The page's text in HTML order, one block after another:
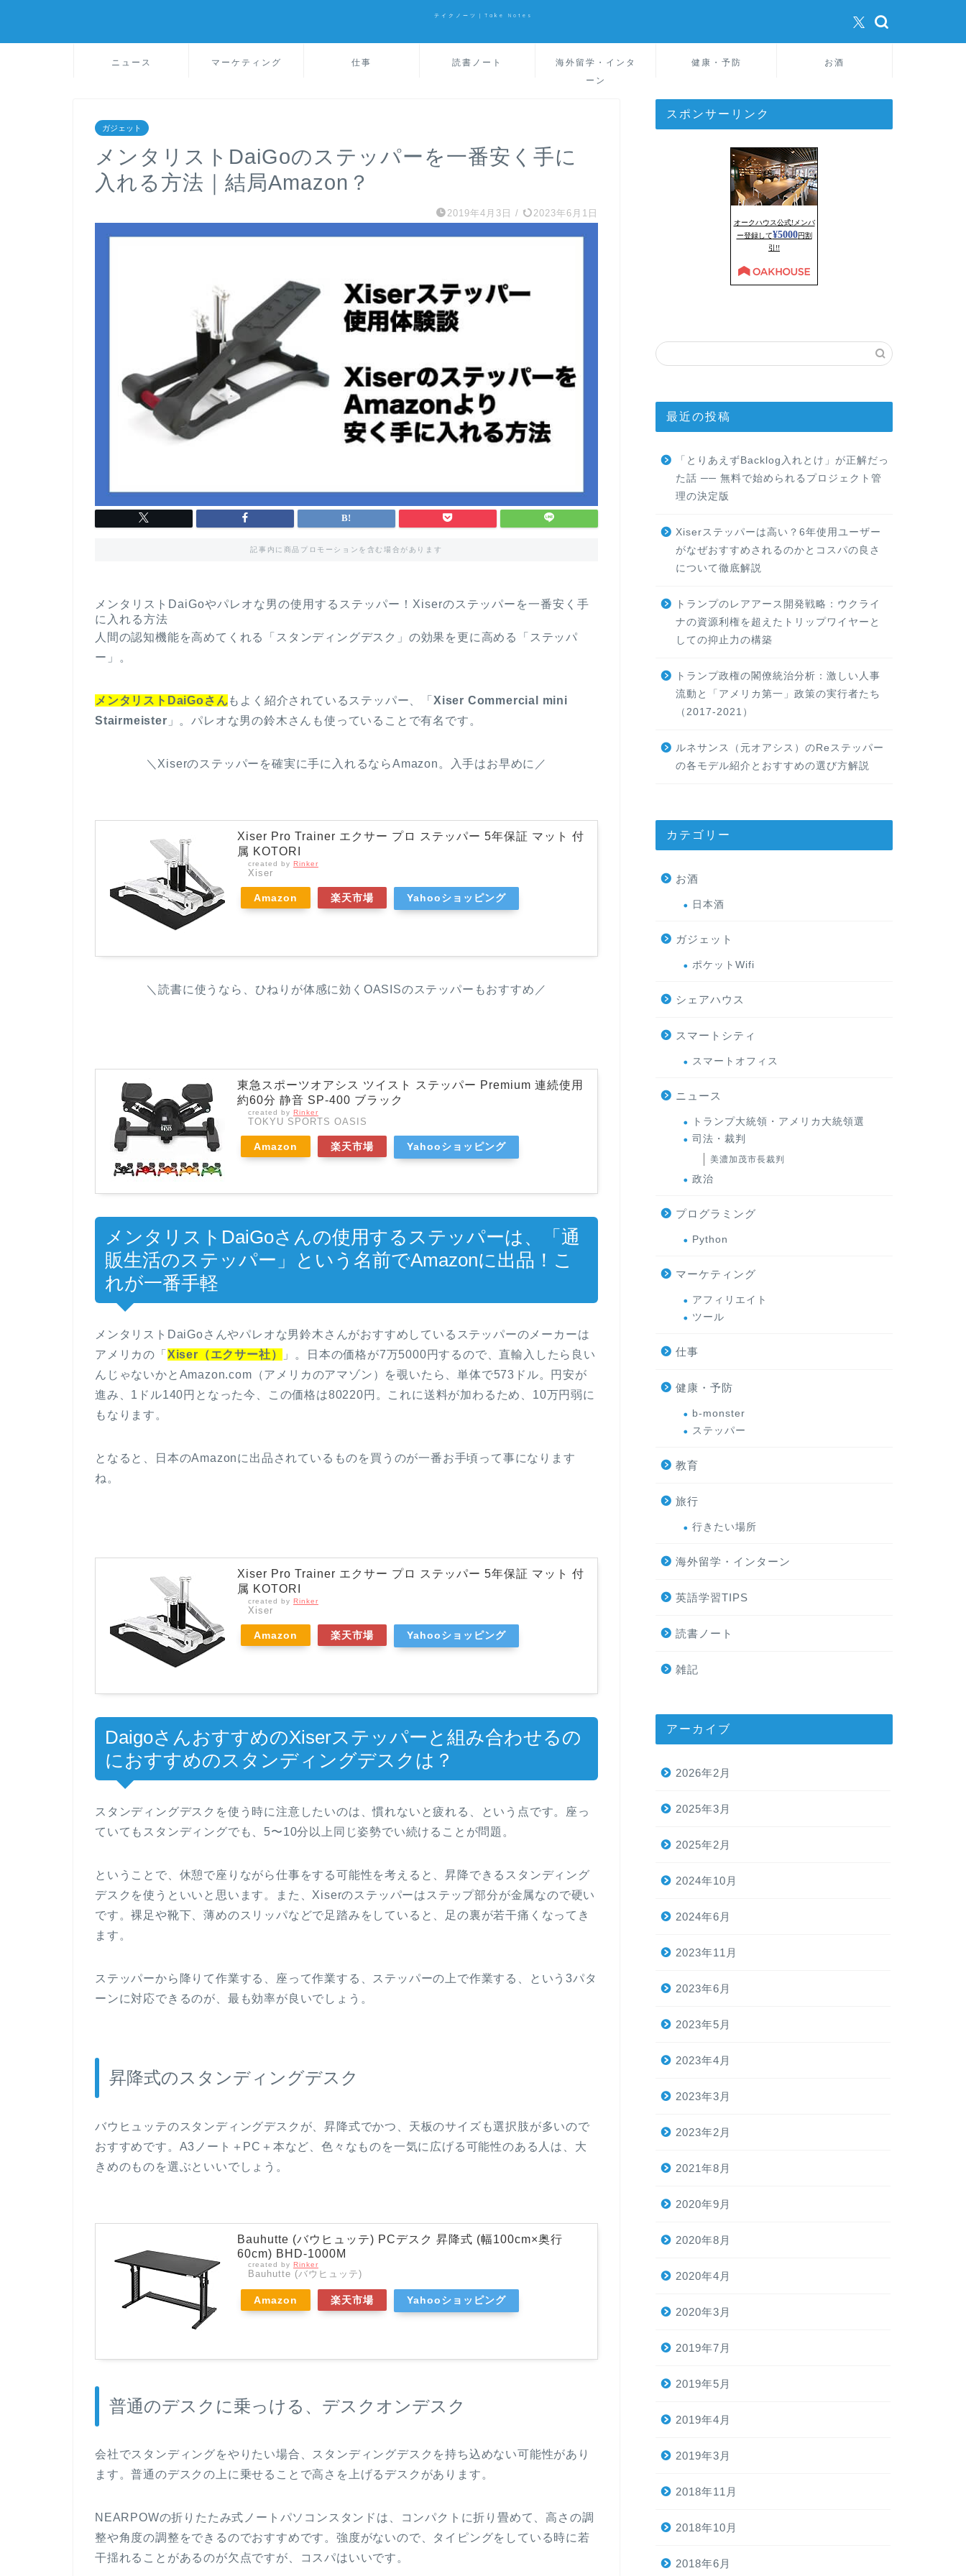
テイクノーツ｜Take Notes
ニュース マーケティング 仕事 読書ノート
海外留学・インタ
ーン
健康・予防 お酒
ガジェット
メンタリストDaiGoのステッパーを一番安く手に
入れる方法｜結局Amazon？
2019年4月3日 / 2023年6月1日
記事内に商品プロモーションを含む場合があります
メンタリストDaiGoやパレオな男の使用するステッパー！Xiserのステッパーを一番安く手
に入れる方法
人間の認知機能を高めてくれる「スタンディングデスク」の効果を更に高める「ステッパ
ー」。
メンタリストDaiGoさんもよく紹介されているステッパー、「Xiser Commercial mini
Stairmeister 」。パレオな男の鈴木さんも使っていることで有名です。
＼Xiserのステッパーを確実に手に入れるならAmazon。入手はお早めに／
Xiser Pro Trainer エクサー プロ ステッパー 5年保証 マット 付
属 KOTORI
created by Rinker
Xiser
Amazon 楽天市場 Yahooショッピング
＼読書に使うなら、ひねりが体感に効くOASISのステッパーもおすすめ／
東急スポーツオアシス ツイスト ステッパー Premium 連続使用
約60分 静音 SP-400 ブラック
created by Rinker
TOKYU SPORTS OASIS
Amazon 楽天市場 Yahooショッピング
メンタリストDaiGoさんの使用するステッパーは、「通
販生活のステッパー」という名前でAmazonに出品！こ
れが一番手軽
メンタリストDaiGoさんやパレオな男鈴木さんがおすすめしているステッパーのメーカーは
アメリカの「 Xiser（エクサー社）
」。日本の価格が7万5000円するので、直輸入したら良い
んじゃないかとAmazon.com（アメリカのアマゾン）を覗いたら、単体で573ドル。円安が
進み、1ドル140円となった今、この価格は80220円。これに送料が加わるため、10万円弱に
もなります。
となると、日本のAmazonに出品されているものを買うのが一番お手頃って事になります
ね。
Xiser Pro Trainer エクサー プロ ステッパー 5年保証 マット 付
属 KOTORI
created by Rinker
Xiser
Amazon 楽天市場 Yahooショッピング
DaigoさんおすすめのXiserステッパーと組み合わせるの
におすすめのスタンディングデスクは？
スタンディングデスクを使う時に注意したいのは、慣れないと疲れる、という点です。座っ
ていてもスタンディングでも、5〜10分以上同じ姿勢でい続けることが問題。
ということで、休憩で座りながら仕事をする可能性を考えると、昇降できるスタンディング
デスクを使うといいと思います。また、Xiserのステッパーはステップ部分が金属なので硬い
です。裸足や靴下、薄めのスリッパなどで足踏みをしていると、足の裏が若干痛くなってき
ます。
ステッパーから降りて作業する、座って作業する、ステッパーの上で作業する、という3パタ
ーンに対応できるのが、最も効率が良いでしょう。
昇降式のスタンディングデスク
バウヒュッテのスタンディングデスクが、昇降式でかつ、天板のサイズも選択肢が多いので
おすすめです。A3ノート＋PC＋本など、色々なものを一気に広げる可能性のある人は、大
きめのものを選ぶといいでしょう。
Bauhutte (バウヒュッテ) PCデスク 昇降式 (幅100cm×奥行
60cm) BHD-1000M
created by Rinker
Bauhutte (バウヒュッテ)
Amazon 楽天市場 Yahooショッピング
普通のデスクに乗っける、デスクオンデスク
会社でスタンディングをやりたい場合、スタンディングデスクを持ち込めない可能性があり
ます。普通のデスクの上に乗せることで高さを上げるデスクがあります。
NEARPOWの折りたたみ式ノートパソコンスタンドは、コンパクトに折り畳めて、高さの調
整や角度の調整をできるのでおすすめです。強度がないので、タイピングをしている時に若
干揺れることがあるのが欠点ですが、コスパはいいです。
スポンサーリンク
最近の投稿
「とりあえずBacklog入れとけ」が正解だっ
た話 ── 無料で始められるプロジェクト管
理の決定版
Xiserステッパーは高い？6年使用ユーザー
がなぜおすすめされるのかとコスパの良さ
について徹底解説
トランプのレアアース開発戦略：ウクライ
ナの資源利権を超えたトリップワイヤーと
しての抑止力の構築
トランプ政権の閣僚統治分析：激しい人事
流動と「アメリカ第一」政策の実行者たち
（2017-2021）
ルネサンス（元オアシス）のReステッパー
の各モデル紹介とおすすめの選び方解説
カテゴリー
お酒
日本酒
ガジェット
ポケットWifi
シェアハウス
スマートシティ
スマートオフィス
ニュース
トランプ大統領・アメリカ大統領選
司法・裁判
美濃加茂市長裁判
政治
プログラミング
Python
マーケティング
アフィリエイト
ツール
仕事
健康・予防
b-monster
ステッパー
教育
旅行
行きたい場所
海外留学・インターン
英語学習TIPS
読書ノート
雑記
アーカイブ
2026年2月
2025年3月
2025年2月
2024年10月
2024年6月
2023年11月
2023年6月
2023年5月
2023年4月
2023年3月
2023年2月
2021年8月
2020年9月
2020年8月
2020年4月
2020年3月
2019年7月
2019年5月
2019年4月
2019年3月
2018年11月
2018年10月
2018年6月